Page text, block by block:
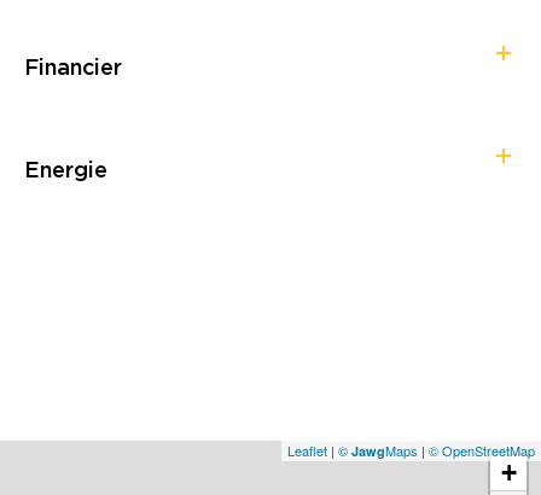
Financier
Energie
+
Leaflet | © JawgMaps | © OpenStreetMap